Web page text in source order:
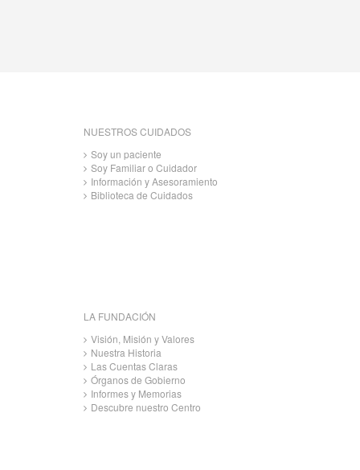
NUESTROS CUIDADOS
Soy un paciente
Soy Familiar o Cuidador
Información y Asesoramiento
Biblioteca de Cuidados
LA FUNDACIÓN
Visión, Misión y Valores
Nuestra Historia
Las Cuentas Claras
Órganos de Gobierno
Informes y Memorias
Descubre nuestro Centro